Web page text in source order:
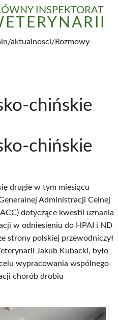
INSPEKTORAT
aktualnosci/Rozmowy-
chińskie
chińskie
drugie w tym miesiącu
Administracji Celnej
dotyczące kwestii uznania
w odniesieniu do HPAI i ND
strony polskiej przewodniczył
Jakub Kubacki, było
wypracowania wspólnego
chorób drobiu